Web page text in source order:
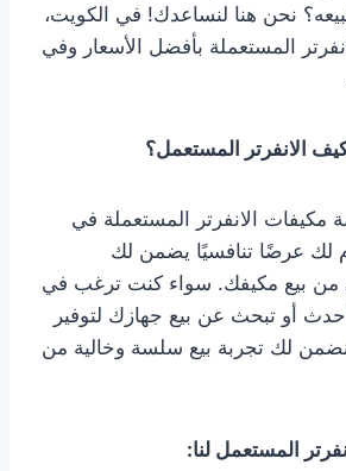
نحن هنا لنساعدك! في الكويت،
المستعملة بأفضل الأسعار وفي
الانفرتر المستعمل؟
مكيفات الانفرتر المستعملة في
لك عرضًا تنافسيًا يضمن لك
من بيع مكيفك. سواء كنت ترغب في
أو تبحث عن بيع جهازك لتوفير
لك تجربة بيع سلسة وخالية من
المستعمل لنا: